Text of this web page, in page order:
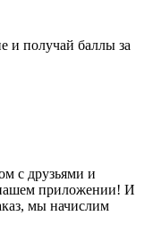
и получай баллы за
с друзьями и
нашем приложении! И
мы начислим